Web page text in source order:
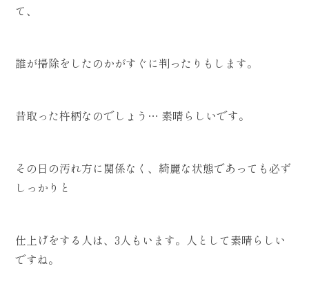
て、
誰が掃除をしたのかがすぐに判ったりもします。
昔取った杵柄なのでしょう… 素晴らしいです。
その日の汚れ方に関係なく、綺麗な状態であっても必ず
しっかりと
仕上げをする人は、3人もいます。人として素晴らしい
ですね。